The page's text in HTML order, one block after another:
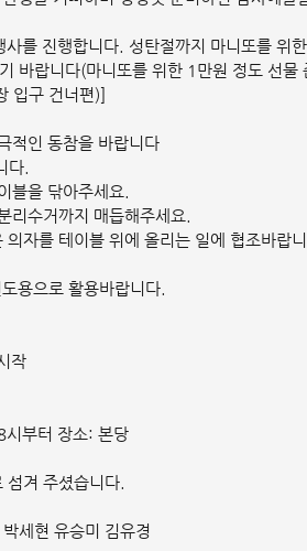
를 진행합니다. 성탄절까지 마니또를 위
바랍니다(마니또를 위한 1만원 정도 선물
입구 건너편)]
적인 동참을 바랍니다
다.
블을 닦아주세요.
리수거까지 매듭해주세요.
자를 테이블 위에 올리는 일에 협조바랍니
용으로 활용바랍니다.
작
부터 장소: 본당
겨 주셨습니다.
세현 유승미 김유경